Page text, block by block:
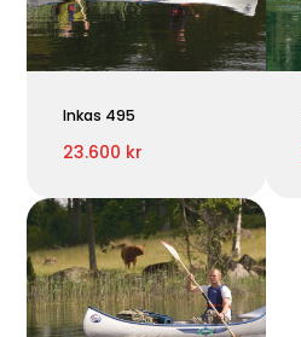
Inkas 495
23.600 kr